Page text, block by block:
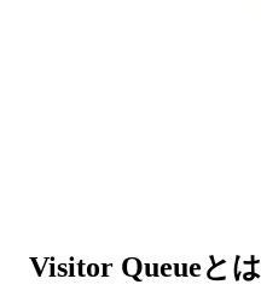
Visitor Queueとは